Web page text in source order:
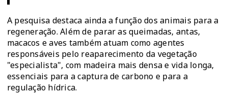
A pesquisa destaca ainda a função dos animais para a
regeneração. Além de parar as queimadas, antas,
macacos e aves também atuam como agentes
responsáveis pelo reaparecimento da vegetação
"especialista", com madeira mais densa e vida longa,
essenciais para a captura de carbono e para a
regulação hídrica.